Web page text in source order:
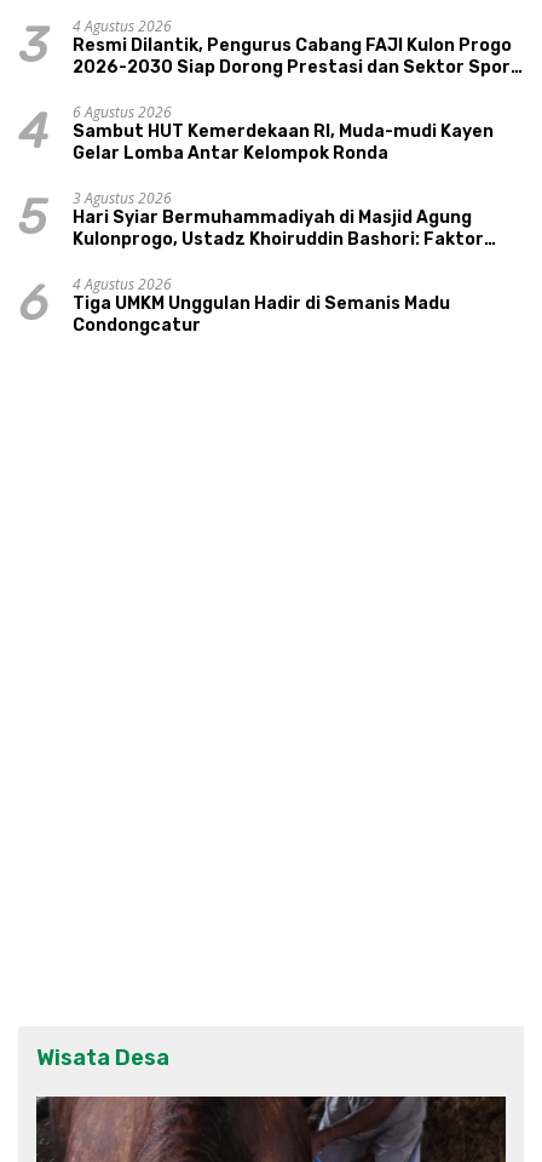
3
4 Agustus 2026
Resmi Dilantik, Pengurus Cabang FAJI Kulon Progo
2026-2030 Siap Dorong Prestasi dan Sektor Sport
4
6 Agustus 2026
Sambut HUT Kemerdekaan RI, Muda-mudi Kayen
Gelar Lomba Antar Kelompok Ronda
5
3 Agustus 2026
Hari Syiar Bermuhammadiyah di Masjid Agung
Kulonprogo, Ustadz Khoiruddin Bashori: Faktor
6
4 Agustus 2026
Tiga UMKM Unggulan Hadir di Semanis Madu
Condongcatur
Wisata Desa